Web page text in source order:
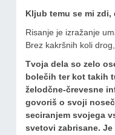
Kljub temu se mi
Risanje je izražanje
Brez kakršnih koli
Tvoja dela so zelo
bolečih ter kot takih
želodčne-črevesne
govoriš o svoji
seciranjem svojega
svetovi zabrisane.